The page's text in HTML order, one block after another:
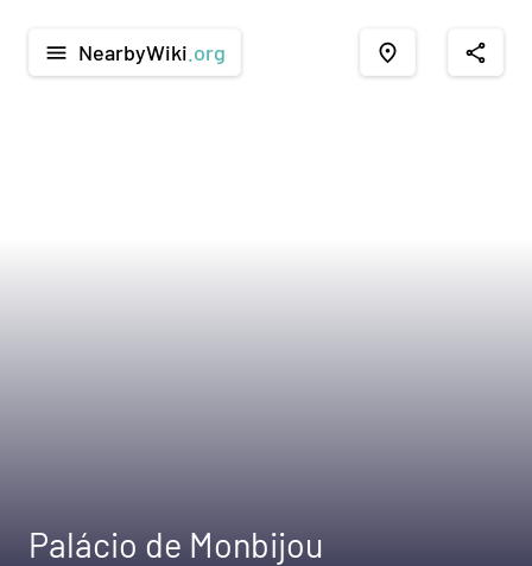
menu NearbyWiki .org place share
Palácio de Monbijou